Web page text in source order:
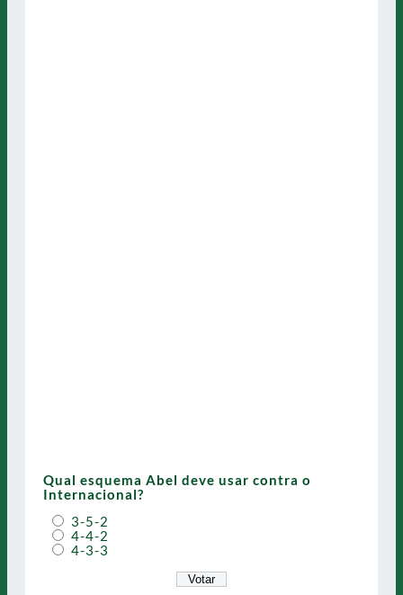
Qual esquema Abel deve usar contra o
Internacional?
3-5-2
4-4-2
4-3-3